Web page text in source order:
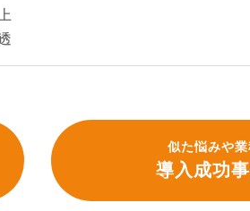
似た悩みや
導入成功